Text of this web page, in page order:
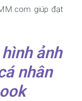
giúp đạt
ảnh
nhân